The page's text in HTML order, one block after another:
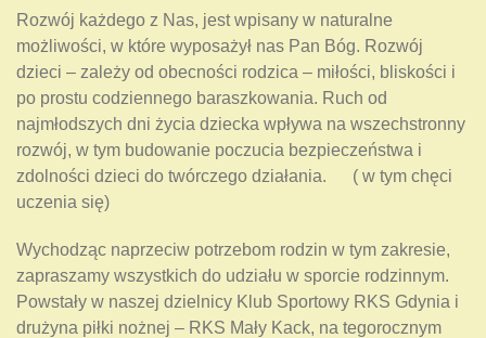
Rozwój każdego z Nas, jest wpisany w naturalne
możliwości, w które wyposażył nas Pan Bóg. Rozwój
dzieci – zależy od obecności rodzica – miłości, bliskości i
po prostu codziennego baraszkowania. Ruch od
najmłodszych dni życia dziecka wpływa na wszechstronny
rozwój, w tym budowanie poczucia bezpieczeństwa i
zdolności dzieci do twórczego działania. ( w tym chęci
uczenia się)
Wychodząc naprzeciw potrzebom rodzin w tym zakresie,
zapraszamy wszystkich do udziału w sporcie rodzinnym.
Powstały w naszej dzielnicy Klub Sportowy RKS Gdynia i
drużyna piłki nożnej – RKS Mały Kack, na tegorocznym